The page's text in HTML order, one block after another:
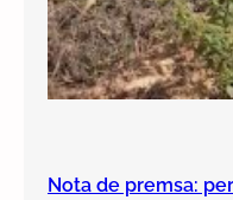
Nota de premsa: